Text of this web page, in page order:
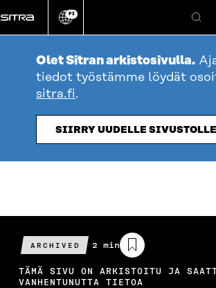
suoraan
sisältöön
Vaihda
kieli
FI
Hae
Olet Sitran arkistosivulla.
tiedot työstämme löydät
sitra.fi.
SIIRRY UUDELLE SIVUSTOLLE
ARCHIVED
Arvioitu
lukuaika
2 min
TÄMÄ SIVU ON ARKISTOITU JA
VANHENTUNUTTA TIETOA